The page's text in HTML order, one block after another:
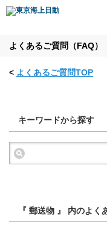
よくあるご質問（FAQ）
< よくあるご質問TOP
キーワードから探す
『 郵送物 』 内のよく